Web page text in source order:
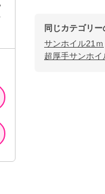
同じカテゴリ
サンホイル21ｍ
超厚手サンホイ